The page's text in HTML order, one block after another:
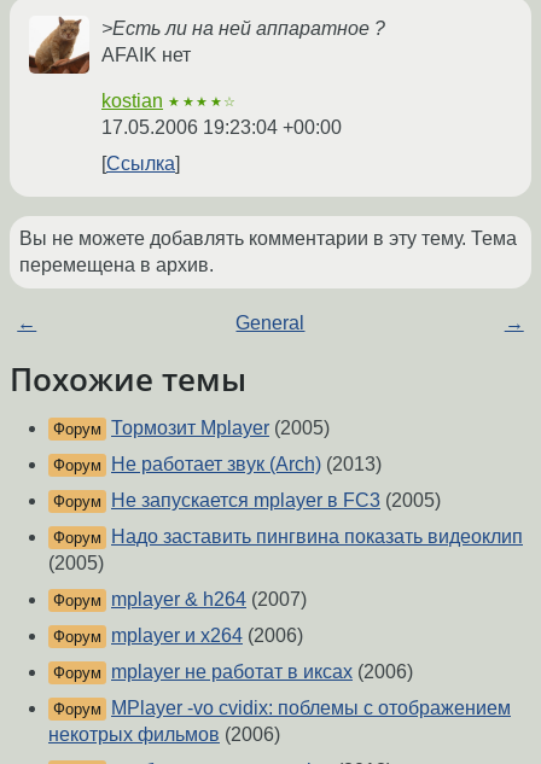
>Есть ли на ней аппаратное ?
AFAIK нет
kostian ★★★★☆
17.05.2006 19:23:04 +00:00
Ссылка
Вы не можете добавлять комментарии в эту тему. Тема
перемещена в архив.
← General →
Похожие темы
Форум Тормозит Mplayer (2005)
Форум Не работает звук (Arch) (2013)
Форум Не запускается mplayer в FC3 (2005)
Форум
Надо заставить пингвина показать видеоклип
(2005)
Форум mplayer & h264 (2007)
Форум mplayer и x264 (2006)
Форум mplayer не работат в иксах (2006)
Форум
MPlayer -vo cvidix: поблемы с отображением
некотрых фильмов (2006)